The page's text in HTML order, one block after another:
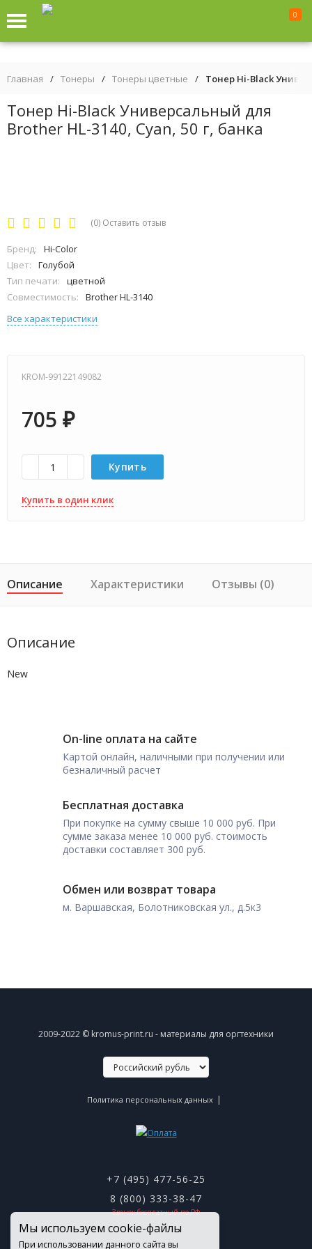
0
Главная / Тонеры / Тонеры цветные / Тонер Hi-Black
Тонер Hi-Black Универсальный для
Brother HL-3140, Cyan, 50 г, банка
(0) Оставить отзыв
Бренд:
Hi-Color
Цвет:
Голубой
Тип печати:
цветной
Совместимость:
Brother HL-3140
Все характеристики
KROM-99122149082
705 ₽
Купить
Купить в один клик
Описание Характеристики Отзывы (0)
Описание
New
On-line оплата на сайте
Картой онлайн, наличными при получении или
безналичный расчет
Бесплатная доставка
При покупке на сумму свыше 10 000 руб. При
сумме заказа менее 10 000 руб. стоимость
доставки составляет 300 руб.
Обмен или возврат товара
м. Варшавская, Болотниковская ул., д.5к3
2009-2022 © kromus-print.ru - материалы для оргтехники
Политика персональных данных |
+7 (495) 477-56-25
8 (800) 333-38-47
Звонок бесплатный по РФ
Мы используем cookie-файлы
При использовании данного сайта вы